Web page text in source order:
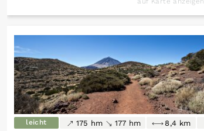
leicht 175 hm 177 hm 8,4 km